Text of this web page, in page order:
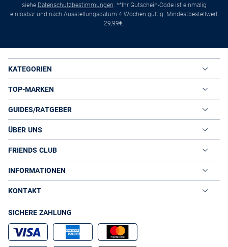
siehe Datenschutzbestimmungen. **Ihr Gutschein-Code ist einmalig
einlösbar und nach Ausstellungsdatum 4 Wochen gültig. Mindestbestellwert
29,99€.
KATEGORIEN
TOP-MARKEN
GUIDES/RATGEBER
ÜBER UNS
FRIENDS CLUB
INFORMATIONEN
KONTAKT
SICHERE ZAHLUNG